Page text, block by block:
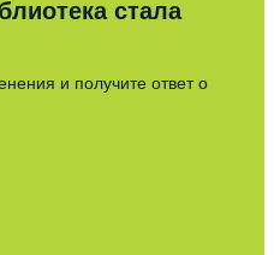
стала
и получите ответ о